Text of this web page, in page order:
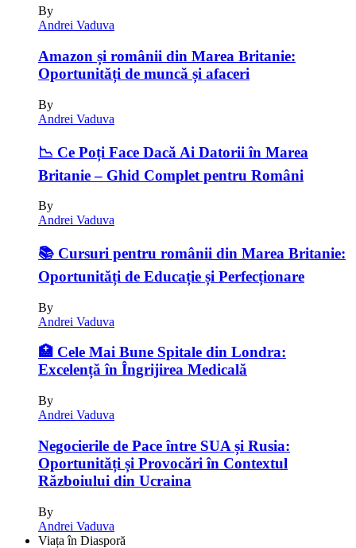
By
Andrei Vaduva
Amazon și românii din Marea Britanie:
Oportunități de muncă și afaceri
By
Andrei Vaduva
📉 Ce Poți Face Dacă Ai Datorii în Marea
Britanie – Ghid Complet pentru Români
By
Andrei Vaduva
📚 Cursuri pentru românii din Marea Britanie:
Oportunități de Educație și Perfecționare
By
Andrei Vaduva
🏥 Cele Mai Bune Spitale din Londra:
Excelență în Îngrijirea Medicală
By
Andrei Vaduva
Negocierile de Pace între SUA și Rusia:
Oportunități și Provocări în Contextul
Războiului din Ucraina
By
Andrei Vaduva
Viața în Diasporă